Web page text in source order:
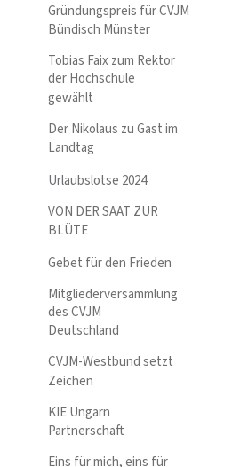
Gründungspreis für CVJM
Bündisch Münster
Tobias Faix zum Rektor
der Hochschule
gewählt
Der Nikolaus zu Gast im
Landtag
Urlaubslotse 2024
VON DER SAAT ZUR
BLÜTE
Gebet für den Frieden
Mitgliederversammlung
des CVJM
Deutschland
CVJM-Westbund setzt
Zeichen
KIE Ungarn
Partnerschaft
Eins für mich, eins für